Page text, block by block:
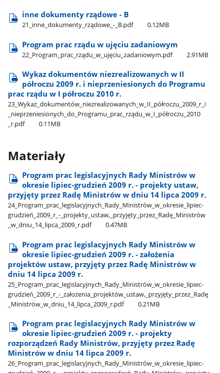
inne dokumenty rządowe - B
21​_inne​_dokumenty​_rządowe​_-​_B.pdf 0.12MB
Program prac rządu w ujęciu zadaniowym
22​_Program​_prac​_rządu​_w​_ujęciu​_zadaniowym.pdf 2.91MB
Wykaz dokumentów niezrealizowanych w II
półroczu 2009 r. i nieprzeniesionych do Programu
prac rządu w I półroczu 2010 r.
23​_Wykaz​_dokumentów​_niezrealizowanych​_w​_II​_półroczu​_2009​_r​_i​
_nieprzeniesionych​_do​_Programu​_prac​_rządu​_w​_I​_półroczu​_2010​
_r.pdf
0.11MB
Materiały
Program prac legislacyjnych Rady Ministrów w
okresie lipiec-grudzień 2009 r. - projekty ustaw,
przyjęty przez Radę Ministrów w dniu 14 lipca 2009 r.
24​_Program​_prac​_legislacyjnych​_Rady​_Ministrów​_w​_okresie​_lipiec-
grudzień​_2009​_r​_-​_projekty​_ustaw,​_przyjęty​_przez​_Radę​_Ministrów​
_w​_dniu​_14​_lipca​_2009​_r.pdf
0.47MB
Program prac legislacyjnych Rady Ministrów w
okresie lipiec-grudzień 2009 r. - założenia
projektów ustaw, przyjęty przez Radę Ministrów w
dniu 14 lipca 2009 r.
25​_Program​_prac​_legislacyjnych​_Rady​_Ministrów​_w​_okresie​_lipiec-
grudzień​_2009​_r​_-​_założenia​_projektów​_ustaw,​_przyjęty​_przez​_Radę​
_Ministrów​_w​_dniu​_14​_lipca​_2009​_r.pdf
0.21MB
Program prac legislacyjnych Rady Ministrów w
okresie lipiec-grudzień 2009 r. - projekty
rozporządzeń Rady Ministrów, przyjęty przez Radę
Ministrów w dniu 14 lipca 2009 r.
26​_Program​_prac​_legislacyjnych​_Rady​_Ministrów​_w​_okresie​_lipiec-